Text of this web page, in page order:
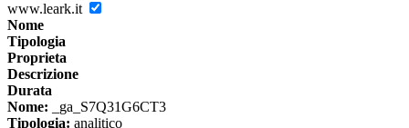
www.leark.it
Nome
Tipologia
Proprieta
Descrizione
Durata
Nome: _ga_S7Q31G6CT3
Tipologia: analitico